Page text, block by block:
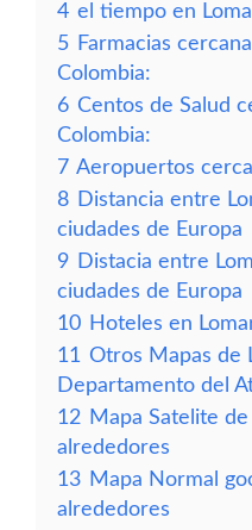
4 el tiempo en
5 Farmacias
Colombia:
6 Centos de Salud
Colombia:
7 Aeropuertos
8 Distancia entre
ciudades de Europa
9 Distacia entre
ciudades de Europa
10 Hoteles en
11 Otros Mapas de
Departamento del
12 Mapa Satelite
alrededores
13 Mapa Normal
alrededores